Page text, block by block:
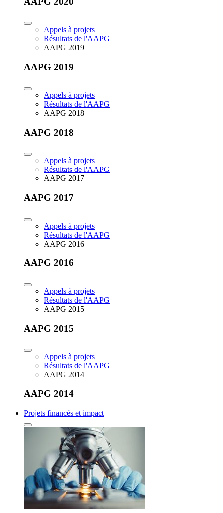
Appels à projets
Résultats de l'AAPG
AAPG 2019
AAPG 2019
Appels à projets
Résultats de l'AAPG
AAPG 2018
AAPG 2018
Appels à projets
Résultats de l'AAPG
AAPG 2017
AAPG 2017
Appels à projets
Résultats de l'AAPG
AAPG 2016
AAPG 2016
Appels à projets
Résultats de l'AAPG
AAPG 2015
AAPG 2015
Appels à projets
Résultats de l'AAPG
AAPG 2014
AAPG 2014
Projets financés et impact